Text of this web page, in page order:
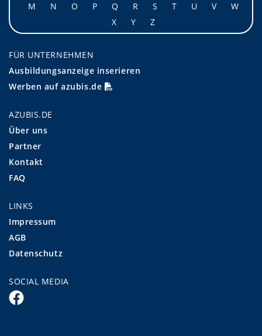
M
N O P Q R S T U V
W
X
Y Z
FÜR UNTERNEHMEN
Ausbildungsanzeige inserieren
Werben auf azubis.de
AZUBIS.DE
Über uns
Partner
Kontakt
FAQ
LINKS
Impressum
AGB
Datenschutz
SOCIAL MEDIA